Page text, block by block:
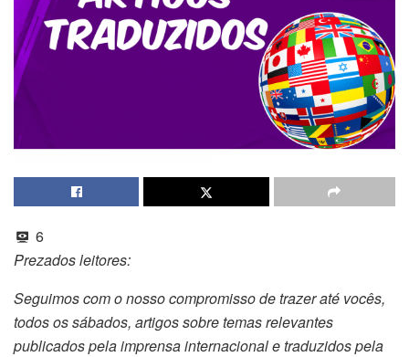
6
Prezados leitores:
Seguimos com o nosso compromisso de trazer até vocês,
todos os sábados, artigos sobre temas relevantes
publicados pela imprensa internacional e traduzidos pela